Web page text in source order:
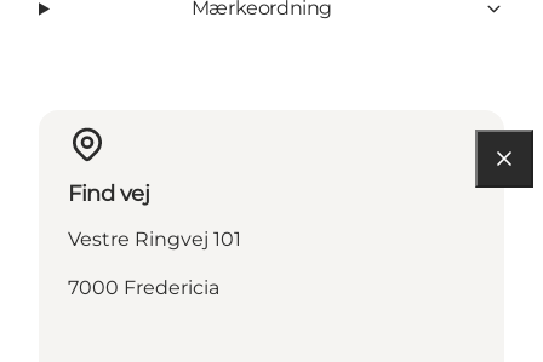
Mærkeordning
Find vej
Vestre Ringvej 101
7000 Fredericia